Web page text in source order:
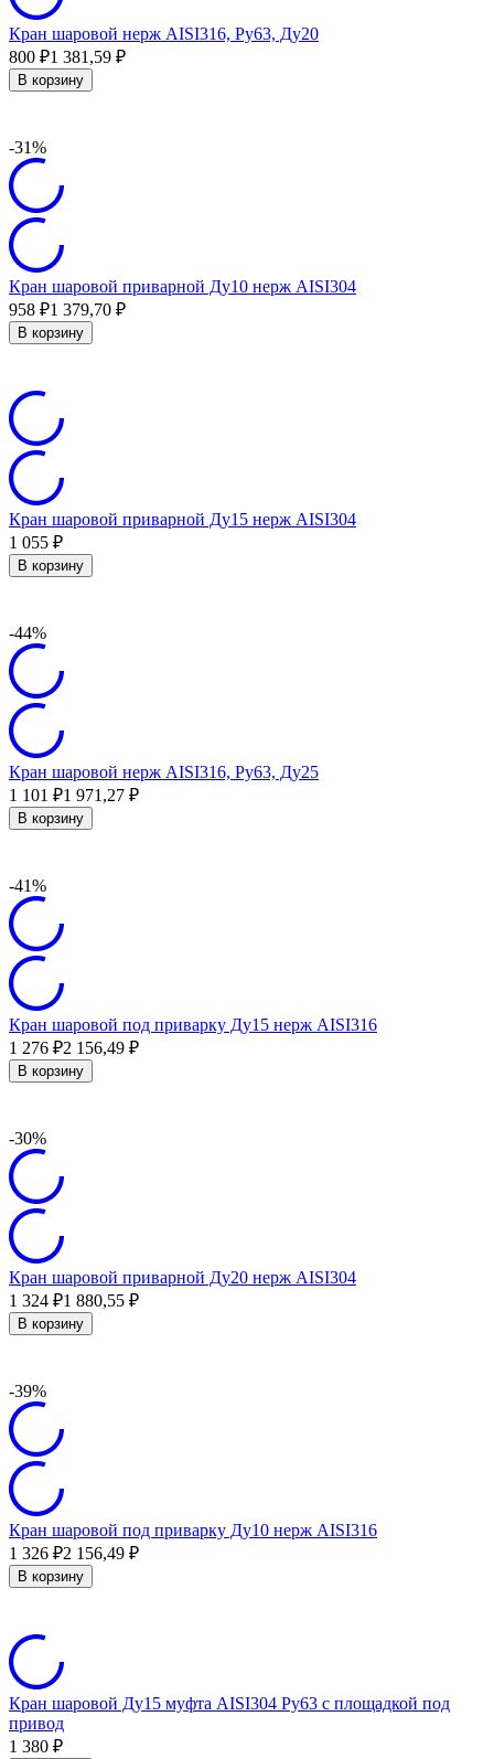
Кран шаровой нерж AISI316, Ру63, Ду20
800 ₽1 381,59 ₽
В корзину
-31%
Кран шаровой приварной Ду10 нерж AISI304
958 ₽1 379,70 ₽
В корзину
Кран шаровой приварной Ду15 нерж AISI304
1 055 ₽
В корзину
-44%
Кран шаровой нерж AISI316, Ру63, Ду25
1 101 ₽1 971,27 ₽
В корзину
-41%
Кран шаровой под приварку Ду15 нерж AISI316
1 276 ₽2 156,49 ₽
В корзину
-30%
Кран шаровой приварной Ду20 нерж AISI304
1 324 ₽1 880,55 ₽
В корзину
-39%
Кран шаровой под приварку Ду10 нерж AISI316
1 326 ₽2 156,49 ₽
В корзину
Кран шаровой Ду15 муфта AISI304 Ру63 с площадкой под
привод
1 380 ₽